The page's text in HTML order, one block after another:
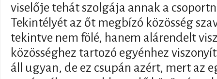
viselője tehát szolgája annak a
Tekintélyét az őt megbízó közösség
tekintve nem fölé, hanem alárendelt
közösséghez tartozó egyénhez
áll ugyan, de ez csupán azért, mert az